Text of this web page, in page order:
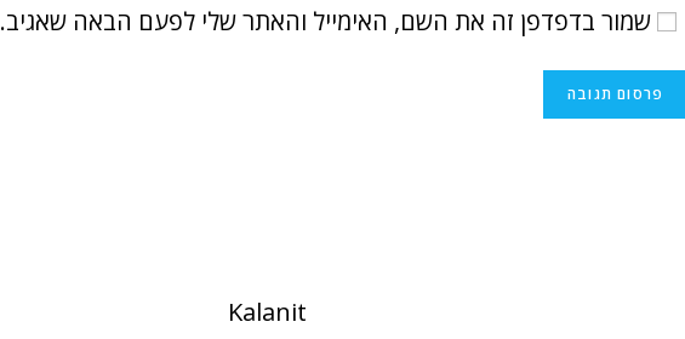
שמור בדפדפן זה את השם, האימייל והאתר שלי לפעם הבאה שאגיב.
Kalanit